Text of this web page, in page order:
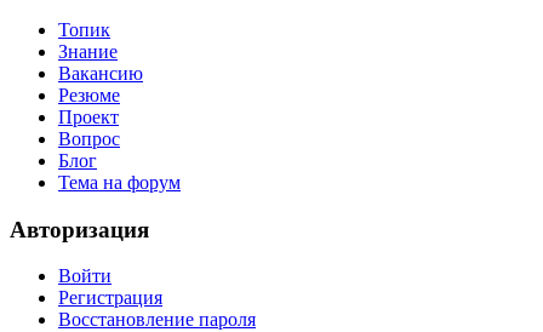
Топик
Знание
Вакансию
Резюме
Проект
Вопрос
Блог
Тема на форум
Авторизация
Войти
Регистрация
Восстановление пароля